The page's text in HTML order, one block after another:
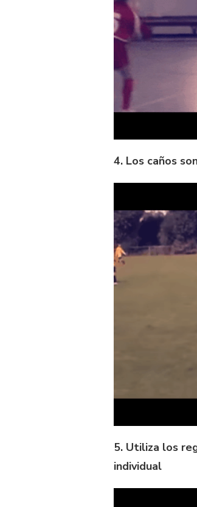
4. Los caños
5. Utiliza los
individual